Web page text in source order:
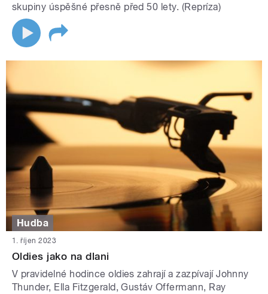
skupiny úspěšné přesně před 50 lety. (Repríza)
Hudba
1. říjen 2023
Oldies jako na dlani
V pravidelné hodince oldies zahrají a zazpívají Johnny
Thunder, Ella Fitzgerald, Gustáv Offermann, Ray